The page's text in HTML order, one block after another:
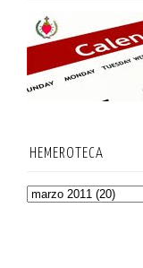
HEMEROTECA